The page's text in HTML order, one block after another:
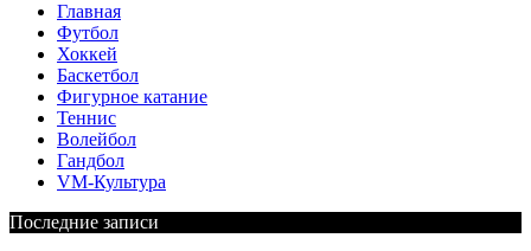
Главная
Футбол
Хоккей
Баскетбол
Фигурное катание
Теннис
Волейбол
Гандбол
VM-Культура
Последние записи